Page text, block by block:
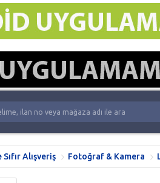
Alışveriş Fotoğraf & Kamera